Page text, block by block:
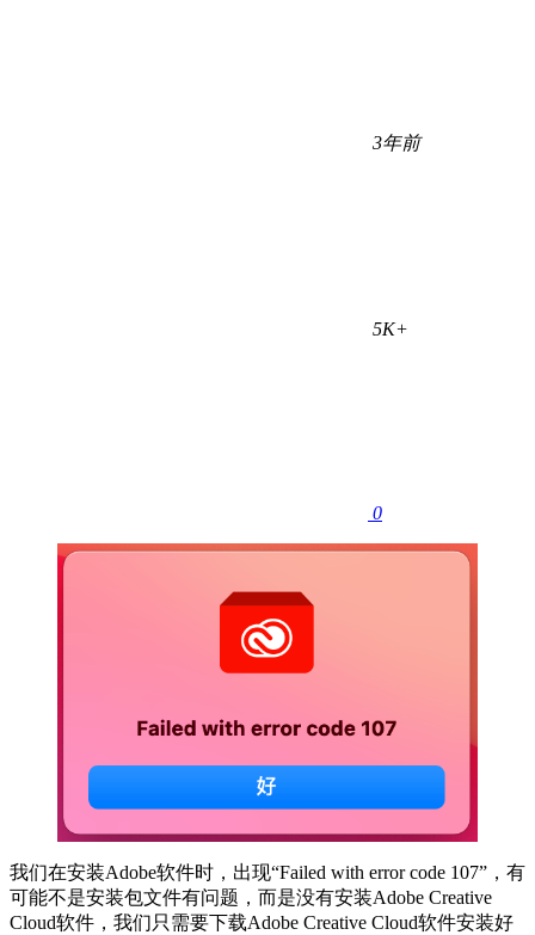
3年前
5K+
0
我们在安装Adobe软件时，出现“Failed with error code 107”，有
可能不是安装包文件有问题，而是没有安装Adobe Creative
Cloud软件，我们只需要下载Adobe Creative Cloud软件安装好